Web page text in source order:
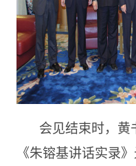
会见结束时，黄
《朱镕基讲话实录